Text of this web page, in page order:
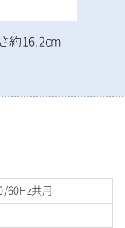
約16.2cm
60Hz共用